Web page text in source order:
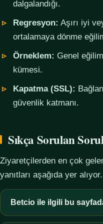
dalgalandığı.
Regresyon: Aşırı iyi
ortalamaya dönme
Örneklem: Genel
kümesi.
Kapatma (SSL):
güvenlik katmanı.
Sıkça Sorulan
Ziyaretçilerden en çok
yanıtları aşağıda yer alıyor.
Betcio ile ilgili bu
Bu sayfada yalnızca